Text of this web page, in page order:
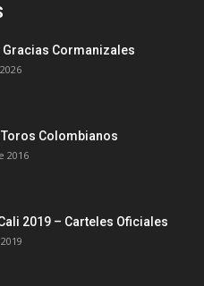
Cormanizales
Colombianos
2016
2019 – Carteles Oficiales